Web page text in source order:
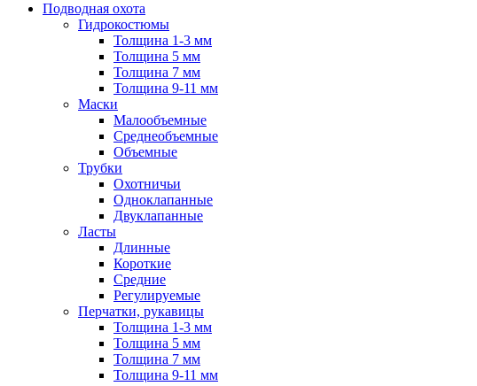
Подводная охота
Гидрокостюмы
Толщина 1-3 мм
Толщина 5 мм
Толщина 7 мм
Толщина 9-11 мм
Маски
Малообъемные
Среднеобъемные
Объемные
Трубки
Охотничьи
Одноклапанные
Двуклапанные
Ласты
Длинные
Короткие
Средние
Регулируемые
Перчатки, рукавицы
Толщина 1-3 мм
Толщина 5 мм
Толщина 7 мм
Толщина 9-11 мм